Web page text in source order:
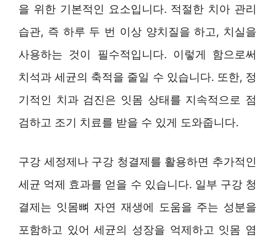
을 위한 기본적인 요소입니다. 적절한 치아 관리
습관, 즉 하루 두 번 이상 양치질을 하고, 치실을
사용하는 것이 필수적입니다. 이렇게 함으로써
치석과 세균의 축적을 줄일 수 있습니다. 또한, 정
기적인 치과 검진은 잇몸 상태를 지속적으로 점
검하고 조기 치료를 받을 수 있게 도와줍니다.
구강 세정제나 구강 청결제를 활용하면 추가적인
세균 억제 효과를 얻을 수 있습니다. 일부 구강 청
결제는 잇몸뼈 자연 재생에 도움을 주는 성분을
포함하고 있어 세균의 성장을 억제하고 잇몸 염